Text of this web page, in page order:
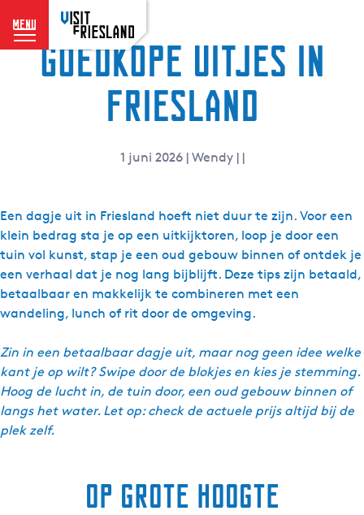
menu
G
o
m
e
p
a
g
Goedkope uitjes in
Friesland
1 juni 2026 | Wendy | |
Een dagje uit in Friesland hoeft niet duur te zijn. Voor een
klein bedrag sta je op een uitkijktoren, loop je door een
tuin vol kunst, stap je een oud gebouw binnen of ontdek je
een verhaal dat je nog lang bijblijft. Deze tips zijn betaald,
betaalbaar en makkelijk te combineren met een
wandeling, lunch of rit door de omgeving.
Zin in een betaalbaar dagje uit, maar nog geen idee welke
kant je op wilt? Swipe door de blokjes en kies je stemming.
Hoog de lucht in, de tuin door, een oud gebouw binnen of
langs het water. Let op: check de actuele prijs altijd bij de
plek zelf.
Op grote hoogte